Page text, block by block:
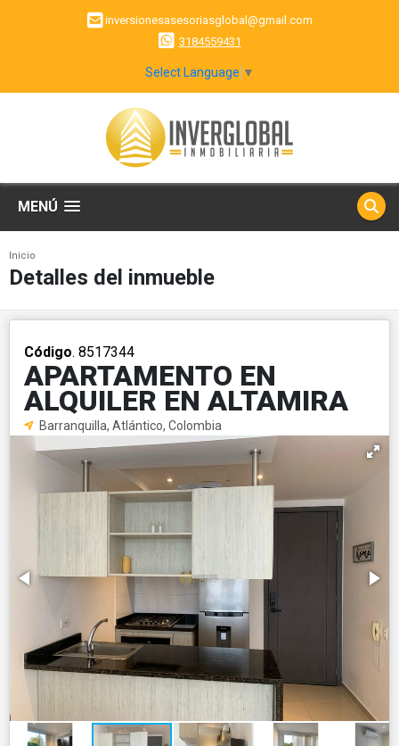
inversionesasesoriasglobal@gmail.com
3184559431
Select Language ▼
MENÚ
Inicio
Detalles del inmueble
Código. 8517344
APARTAMENTO EN
ALQUILER EN ALTAMIRA
Barranquilla, Atlántico, Colombia